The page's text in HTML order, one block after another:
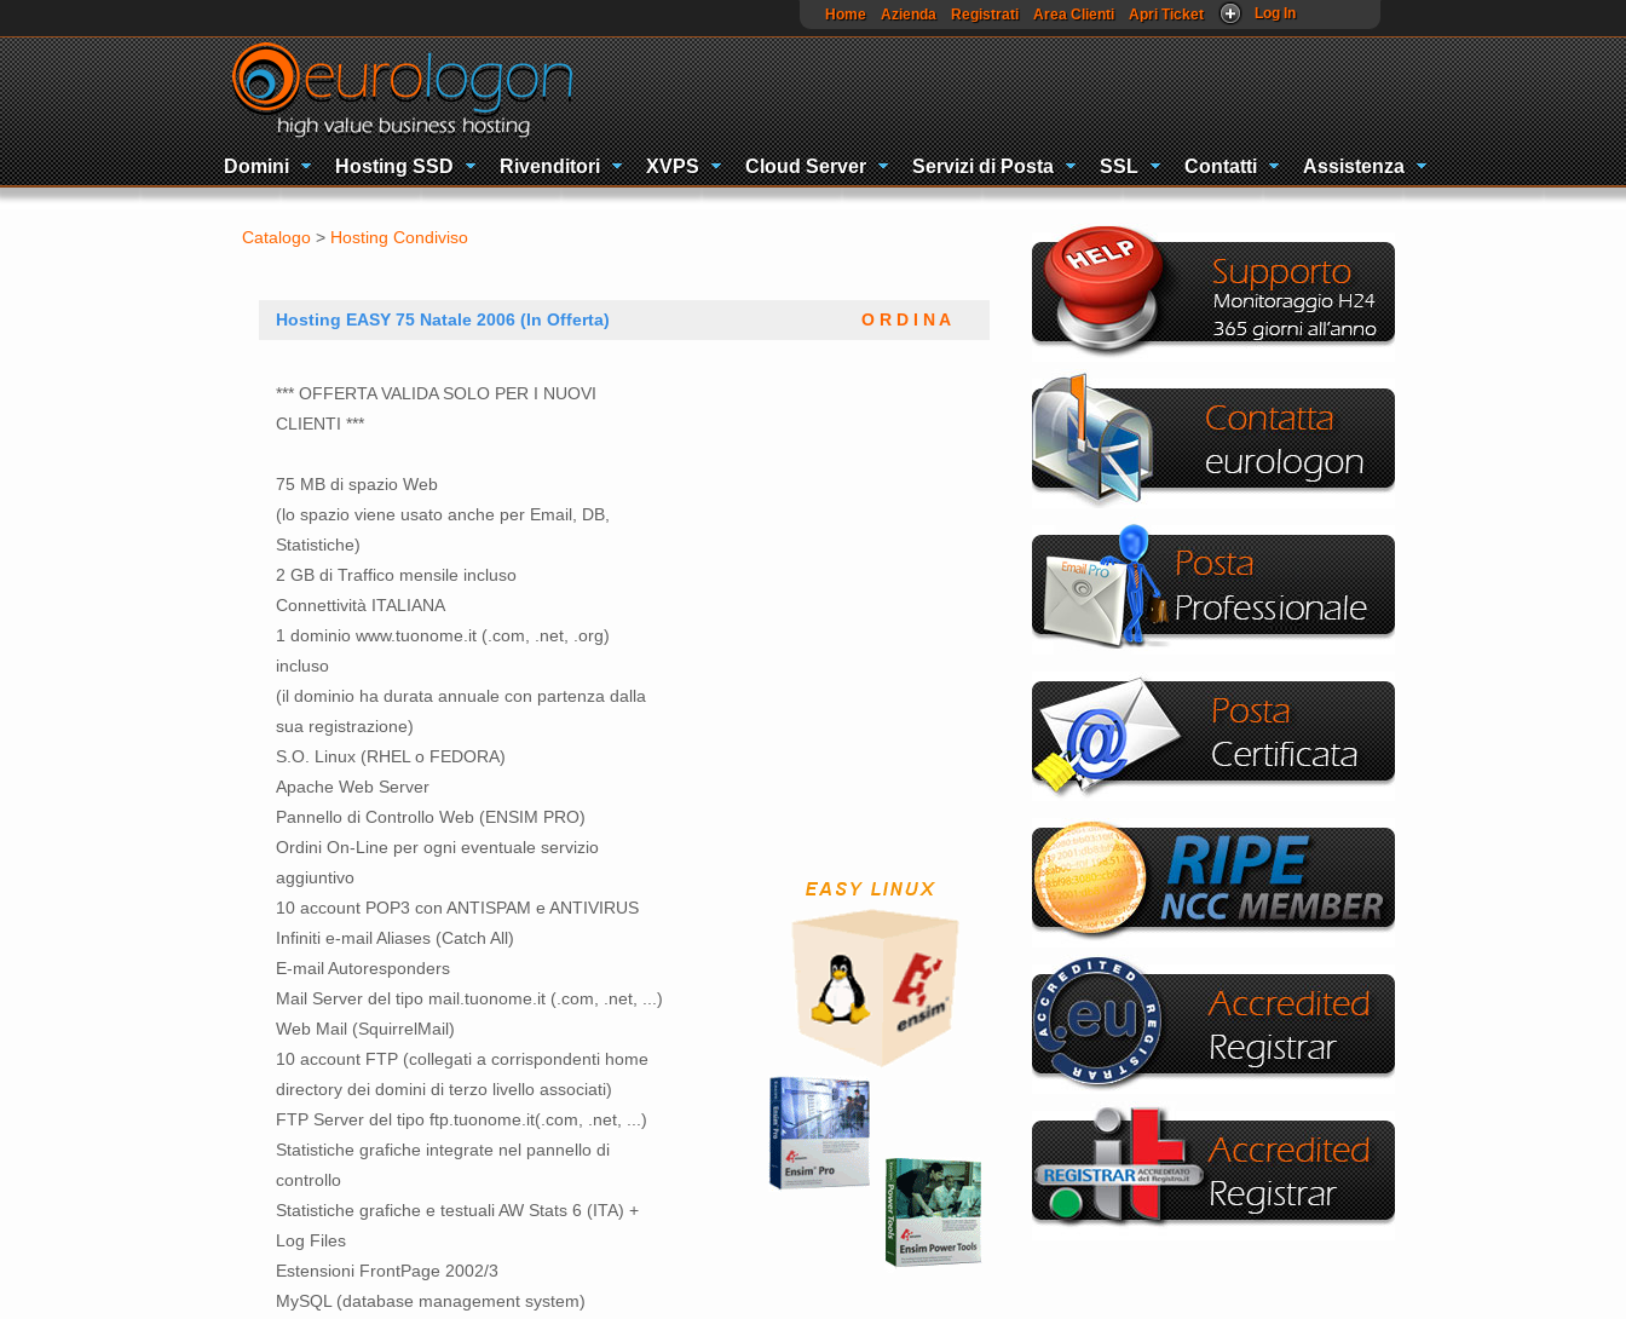
Home Azienda Registrati Area Clienti Apri Ticket Log In
Domini Hosting SSD Rivenditori XVPS Cloud Server Servizi di Posta SSL Contatti Assistenza
Catalogo > Hosting Condiviso
Hosting EASY 75 Natale 2006 (In Offerta) O R D I N A
*** OFFERTA VALIDA SOLO PER I NUOVI
CLIENTI ***
75 MB di spazio Web
(lo spazio viene usato anche per Email, DB,
Statistiche)
2 GB di Traffico mensile incluso
Connettività ITALIANA
1 dominio www.tuonome.it (.com, .net, .org)
incluso
(il dominio ha durata annuale con partenza dalla
sua registrazione)
S.O. Linux (RHEL o FEDORA)
Apache Web Server
Pannello di Controllo Web (ENSIM PRO)
Ordini On-Line per ogni eventuale servizio
aggiuntivo
10 account POP3 con ANTISPAM e ANTIVIRUS
Infiniti e-mail Aliases (Catch All)
E-mail Autoresponders
Mail Server del tipo mail.tuonome.it (.com, .net, ...)
Web Mail (SquirrelMail)
10 account FTP (collegati a corrispondenti home
directory dei domini di terzo livello associati)
FTP Server del tipo ftp.tuonome.it(.com, .net, ...)
Statistiche grafiche integrate nel pannello di
controllo
Statistiche grafiche e testuali AW Stats 6 (ITA) +
Log Files
Estensioni FrontPage 2002/3
MySQL (database management system)